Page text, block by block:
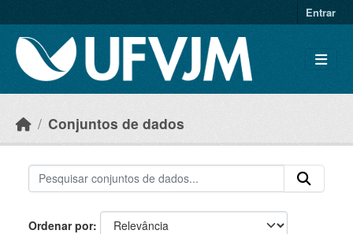
Entrar
Conjuntos de dados
Ordenar por